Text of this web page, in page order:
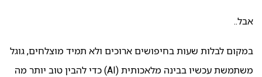
אבל..
במקום לבלות שעות בחיפושים ארוכים ולא תמיד מוצלחים, גוגל
משתמשת עכשיו בבינה מלאכותית (AI) כדי להבין טוב יותר מה